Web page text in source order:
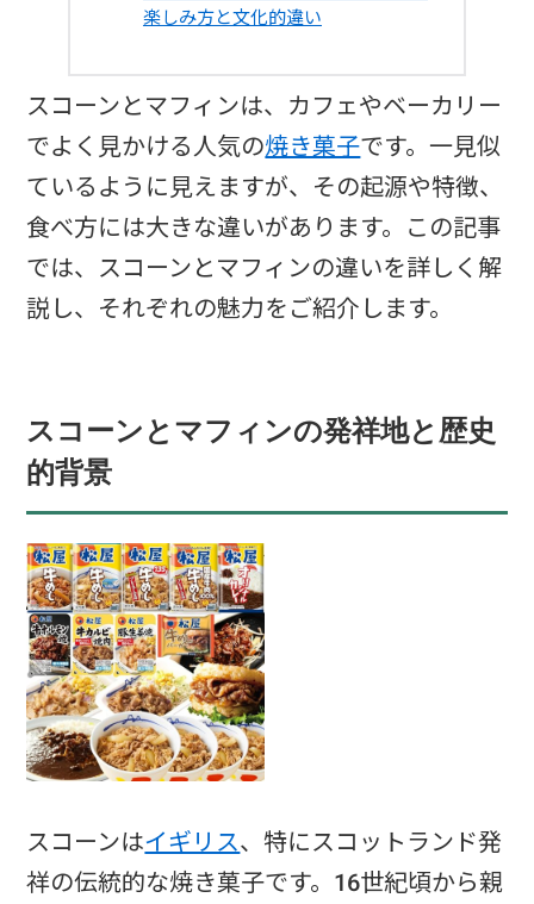
楽しみ方と文化的違い
スコーンとマフィンは、カフェやベーカリー
でよく見かける人気の焼き菓子です。一見似
ているように見えますが、その起源や特徴、
食べ方には大きな違いがあります。この記事
では、スコーンとマフィンの違いを詳しく解
説し、それぞれの魅力をご紹介します。
スコーンとマフィンの発祥地と歴史
的背景
スコーンはイギリス、特にスコットランド発
祥の伝統的な焼き菓子です。16世紀頃から親